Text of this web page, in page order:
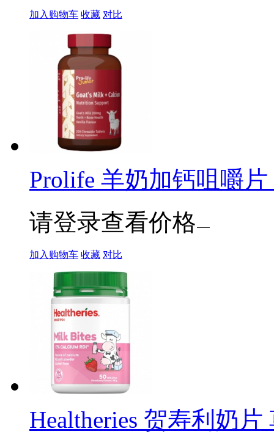
加入购物车 收藏 对比
Prolife 羊奶加钙咀嚼
请登录查看价格
加入购物车 收藏 对比
Healtheries 贺寿利奶